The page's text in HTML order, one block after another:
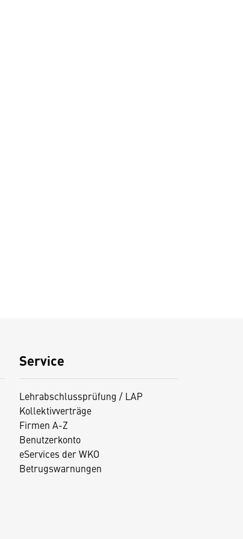
Service
Lehrabschlussprüfung / LAP
Kollektivverträge
Firmen A-Z
Benutzerkonto
eServices der WKO
Betrugswarnungen